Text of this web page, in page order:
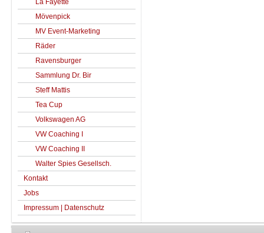
La Fayette
Mövenpick
MV Event-Marketing
Räder
Ravensburger
Sammlung Dr. Bir
Steff Mattis
Tea Cup
Volkswagen AG
VW Coaching I
VW Coaching II
Walter Spies Gesellsch.
Kontakt
Jobs
Impressum | Datenschutz